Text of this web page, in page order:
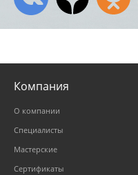
Компания
О компании
Специалисты
Мастерские
Сертификаты